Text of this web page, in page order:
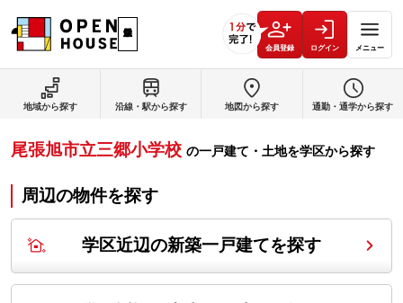
会員登録 ログイン メニュー
地域から探す 沿線・駅から探す 地図から探す 通勤・通学から探す
尾張旭市立三郷小学校 の一戸建て・土地を学区から探す
周辺の物件を探す
学区近辺の新築一戸建てを探す